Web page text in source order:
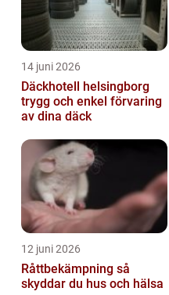
14 juni 2026
Däckhotell helsingborg
trygg och enkel förvaring
av dina däck
12 juni 2026
Råttbekämpning så
skyddar du hus och hälsa